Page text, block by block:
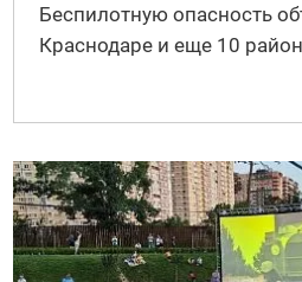
Беспилотную опасность
Краснодаре и еще 10